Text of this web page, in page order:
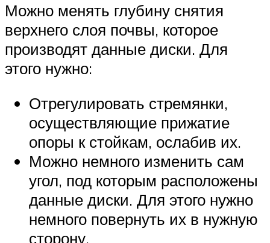
Можно менять глубину снятия
верхнего слоя почвы, которое
производят данные диски. Для
этого нужно:
Отрегулировать стремянки,
осуществляющие прижатие
опоры к стойкам, ослабив их.
Можно немного изменить сам
угол, под которым расположены
данные диски. Для этого нужно
немного повернуть их в нужную
сторону.